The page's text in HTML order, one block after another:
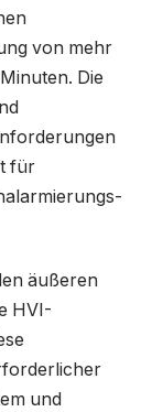
von mehr
Die
für
äußeren
HVI-
und